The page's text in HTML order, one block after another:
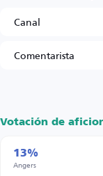
Canal
Comentarista
Votación de
13%
Angers